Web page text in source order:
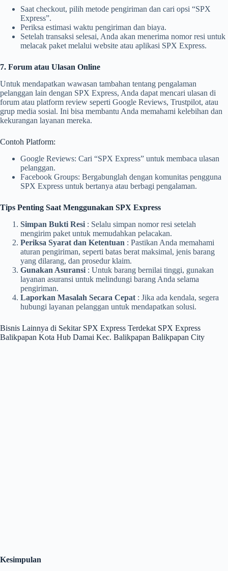
Saat checkout, pilih metode pengiriman dan cari opsi “SPX
Express”.
Periksa estimasi waktu pengiriman dan biaya.
Setelah transaksi selesai, Anda akan menerima nomor resi untuk
melacak paket melalui website atau aplikasi SPX Express.
7. Forum atau Ulasan Online
Untuk mendapatkan wawasan tambahan tentang pengalaman
pelanggan lain dengan SPX Express, Anda dapat mencari ulasan di
forum atau platform review seperti Google Reviews, Trustpilot, atau
grup media sosial. Ini bisa membantu Anda memahami kelebihan dan
kekurangan layanan mereka.
Contoh Platform:
Google Reviews: Cari “SPX Express” untuk membaca ulasan
pelanggan.
Facebook Groups: Bergabunglah dengan komunitas pengguna
SPX Express untuk bertanya atau berbagi pengalaman.
Tips Penting Saat Menggunakan SPX Express
Simpan Bukti Resi : Selalu simpan nomor resi setelah
mengirim paket untuk memudahkan pelacakan.
Periksa Syarat dan Ketentuan : Pastikan Anda memahami
aturan pengiriman, seperti batas berat maksimal, jenis barang
yang dilarang, dan prosedur klaim.
Gunakan Asuransi : Untuk barang bernilai tinggi, gunakan
layanan asuransi untuk melindungi barang Anda selama
pengiriman.
Laporkan Masalah Secara Cepat : Jika ada kendala, segera
hubungi layanan pelanggan untuk mendapatkan solusi.
Bisnis Lainnya di Sekitar SPX Express Terdekat SPX Express
Balikpapan Kota Hub Damai Kec. Balikpapan Balikpapan City
Kesimpulan